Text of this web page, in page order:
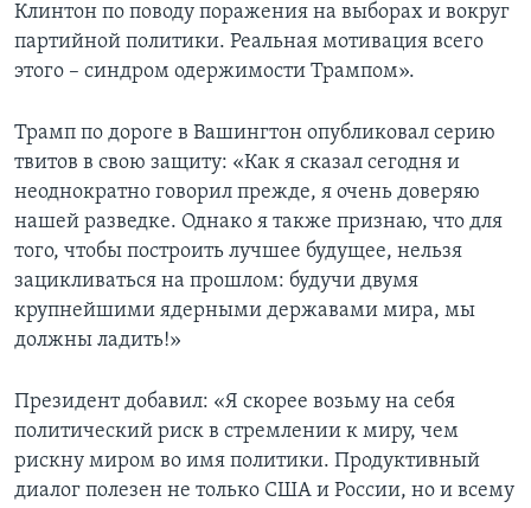
Клинтон по поводу поражения на выборах и вокруг
партийной политики. Реальная мотивация всего
этого – синдром одержимости Трампом».
Трамп по дороге в Вашингтон опубликовал серию
твитов в свою защиту: «Как я сказал сегодня и
неоднократно говорил прежде, я очень доверяю
нашей разведке. Однако я также признаю, что для
того, чтобы построить лучшее будущее, нельзя
зацикливаться на прошлом: будучи двумя
крупнейшими ядерными державами мира, мы
должны ладить!»
Президент добавил: «Я скорее возьму на себя
политический риск в стремлении к миру, чем
рискну миром во имя политики. Продуктивный
диалог полезен не только США и России, но и всему